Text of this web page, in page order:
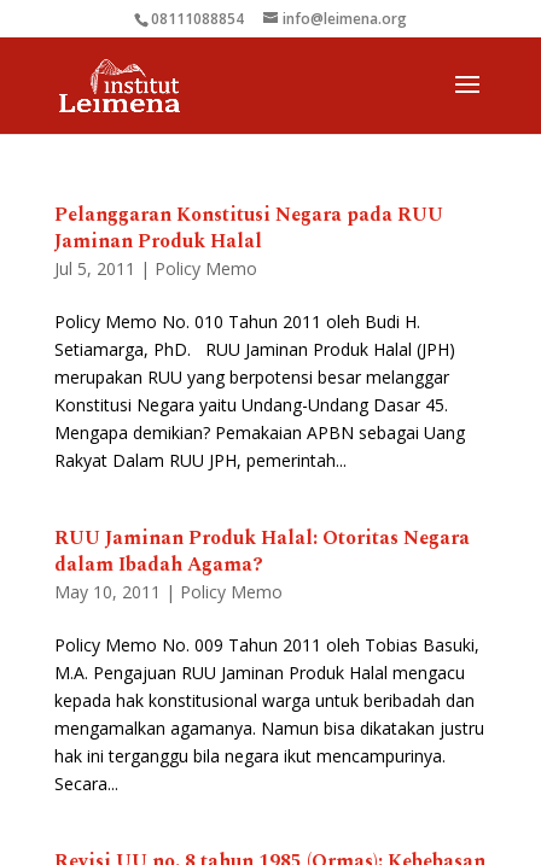
08111088854 info@leimena.org
Pelanggaran Konstitusi Negara pada RUU
Jaminan Produk Halal
Jul 5, 2011 | Policy Memo
Policy Memo No. 010 Tahun 2011 oleh Budi H.
Setiamarga, PhD. RUU Jaminan Produk Halal (JPH)
merupakan RUU yang berpotensi besar melanggar
Konstitusi Negara yaitu Undang-Undang Dasar 45.
Mengapa demikian? Pemakaian APBN sebagai Uang
Rakyat Dalam RUU JPH, pemerintah...
RUU Jaminan Produk Halal: Otoritas Negara
dalam Ibadah Agama?
May 10, 2011 | Policy Memo
Policy Memo No. 009 Tahun 2011 oleh Tobias Basuki,
M.A. Pengajuan RUU Jaminan Produk Halal mengacu
kepada hak konstitusional warga untuk beribadah dan
mengamalkan agamanya. Namun bisa dikatakan justru
hak ini terganggu bila negara ikut mencampurinya.
Secara...